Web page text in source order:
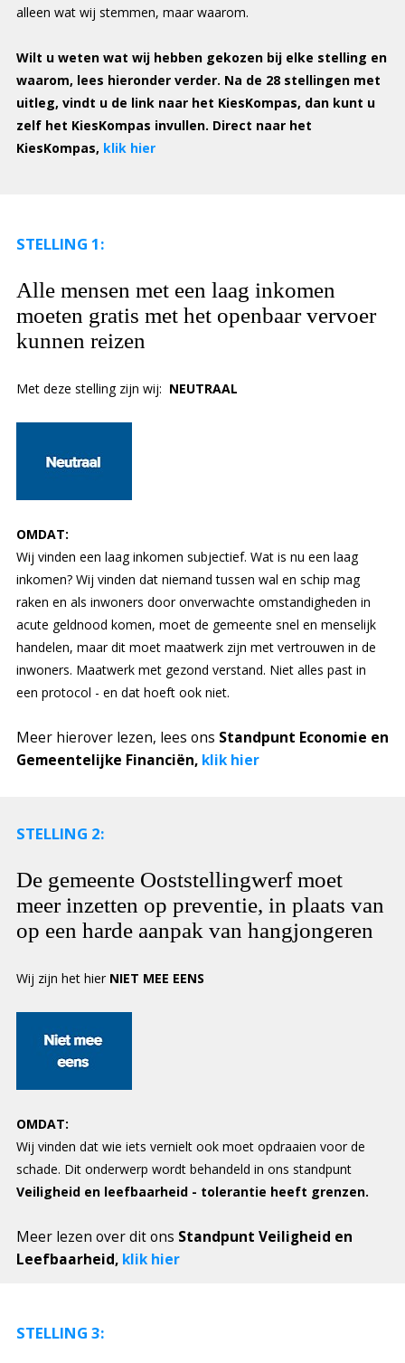
alleen wat wij stemmen, maar waarom.
Wilt u weten wat wij hebben gekozen bij elke stelling en
waarom, lees hieronder verder. Na de 28 stellingen met
uitleg, vindt u de link naar het KiesKompas, dan kunt u
zelf het KiesKompas invullen. Direct naar het
KiesKompas, klik hier
STELLING 1:
Alle mensen met een laag inkomen
moeten gratis met het openbaar vervoer
kunnen reizen
Met deze stelling zijn wij: NEUTRAAL
OMDAT:
Wij vinden een laag inkomen subjectief. Wat is nu een laag
inkomen? Wij vinden dat niemand tussen wal en schip mag
raken en als inwoners door onverwachte omstandigheden in
acute geldnood komen, moet de gemeente snel en menselijk
handelen, maar dit moet maatwerk zijn met vertrouwen in de
inwoners. Maatwerk met gezond verstand. Niet alles past in
een protocol - en dat hoeft ook niet.
Meer hierover lezen, lees ons Standpunt Economie en
Gemeentelijke Financiën, klik hier
STELLING 2:
De gemeente Ooststellingwerf moet
meer inzetten op preventie, in plaats van
op een harde aanpak van hangjongeren
Wij zijn het hier NIET MEE EENS
OMDAT:
Wij vinden dat wie iets vernielt ook moet opdraaien voor de
schade. Dit onderwerp wordt behandeld in ons standpunt
Veiligheid en leefbaarheid - tolerantie heeft grenzen.
Meer lezen over dit ons Standpunt Veiligheid en
Leefbaarheid, klik hier
STELLING 3: